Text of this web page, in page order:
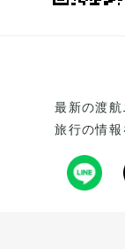
最新の渡航
旅行の情